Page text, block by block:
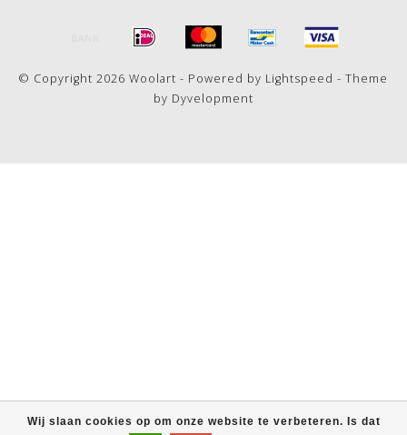
Wij slaan cookies op om onze website te verbeteren. Is dat
© Copyright 2026 Woolart - Powered by Lightspeed - Theme
by Dyvelopment